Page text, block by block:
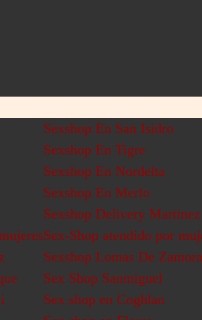
Sexshop En San Isidro
Sexshop En Tigre
Sexshop En Nordelta
Sexshop En Merlo
Sexshop Delivery Martinez
Sex-Shop atendido por
Sexshop Lomas De Zamora
Sex Shop Sanmiguel
Sex shop en Coghlan